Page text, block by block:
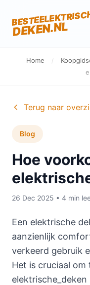
DEKEN.NL
Home /
Terug naar
Blog
Hoe
26 Dec 2025 • 4 min
Een elektrische
aanzienlijk
verkeerd gebruik
Het is cruciaal